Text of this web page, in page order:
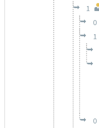
1
0
1
0